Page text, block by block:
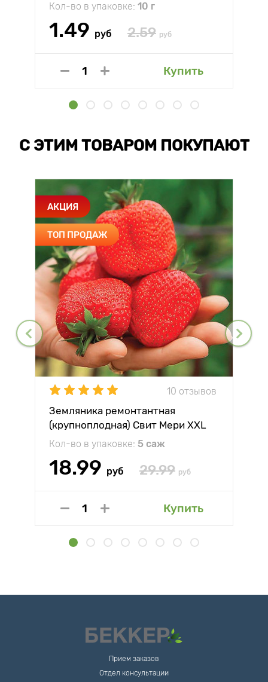
Кол-во в упаковке: 10 г
1.49 руб 2.59 руб
Купить
С ЭТИМ ТОВАРОМ ПОКУПАЮТ
АКЦИЯ
ТОП ПРОДАЖ
10 отзывов
Земляника ремонтантная
(крупноплодная) Свит Мери XXL
Кол-во в упаковке: 5 саж
18.99 руб 29.99 руб
Купить
Прием заказов
Отдел консультации